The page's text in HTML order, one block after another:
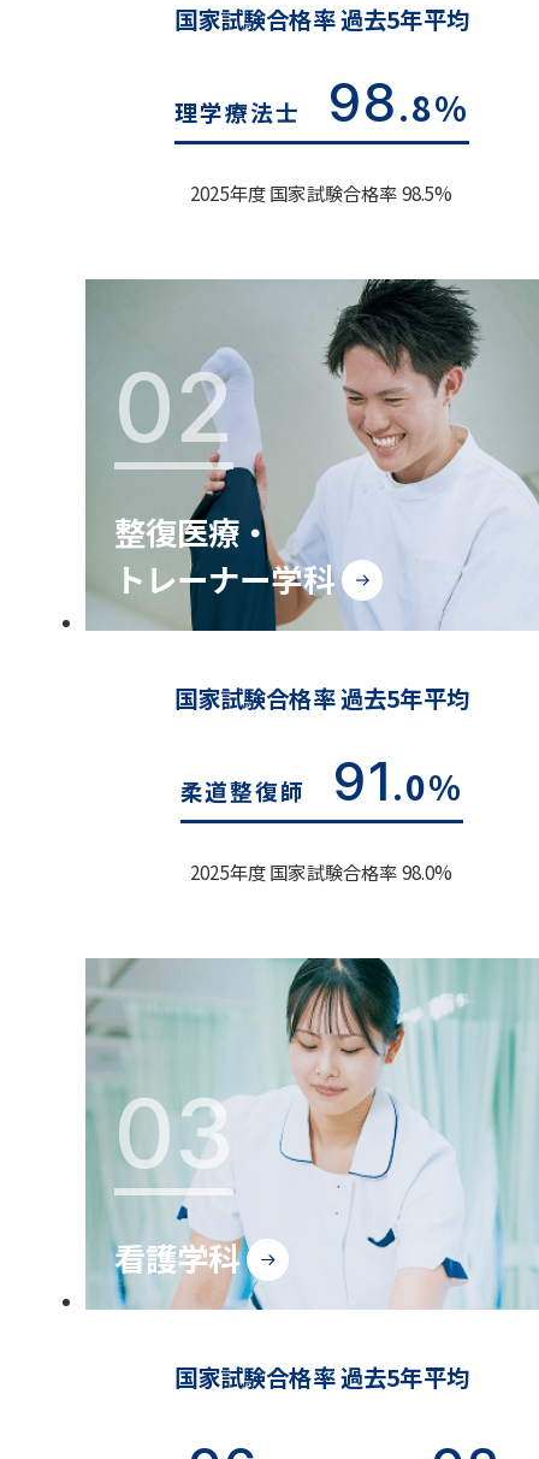
国家試験合格率 過去5年平均
理学療法士 98.8%
2025年度 国家試験合格率 98.5%
02
整復医療・
トレーナー学科
国家試験合格率 過去5年平均
柔道整復師 91.0%
2025年度 国家試験合格率 98.0%
03
看護学科
国家試験合格率 過去5年平均